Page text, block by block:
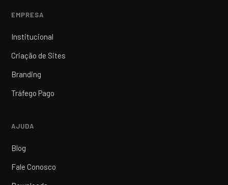
EMPRESA
Institucional
Criação de Sites
Branding
Tráfego Pago
AJUDA
Blog
Fale Conosco